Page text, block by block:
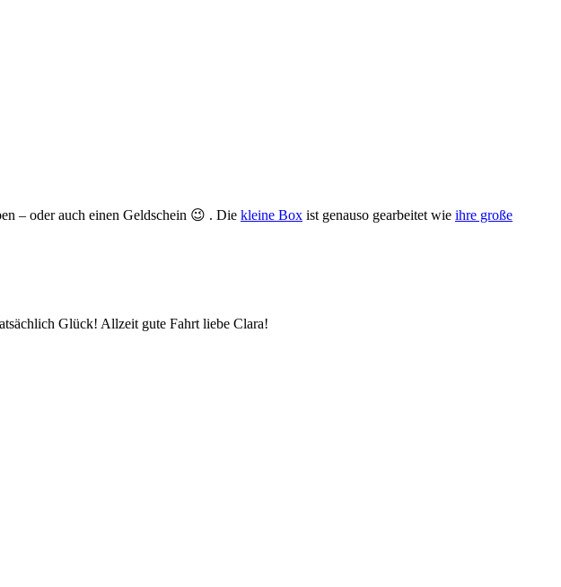
– oder auch einen Geldschein 😉 . Die kleine Box ist genauso gearbeitet wie ihre große
Glück! Allzeit gute Fahrt liebe Clara!